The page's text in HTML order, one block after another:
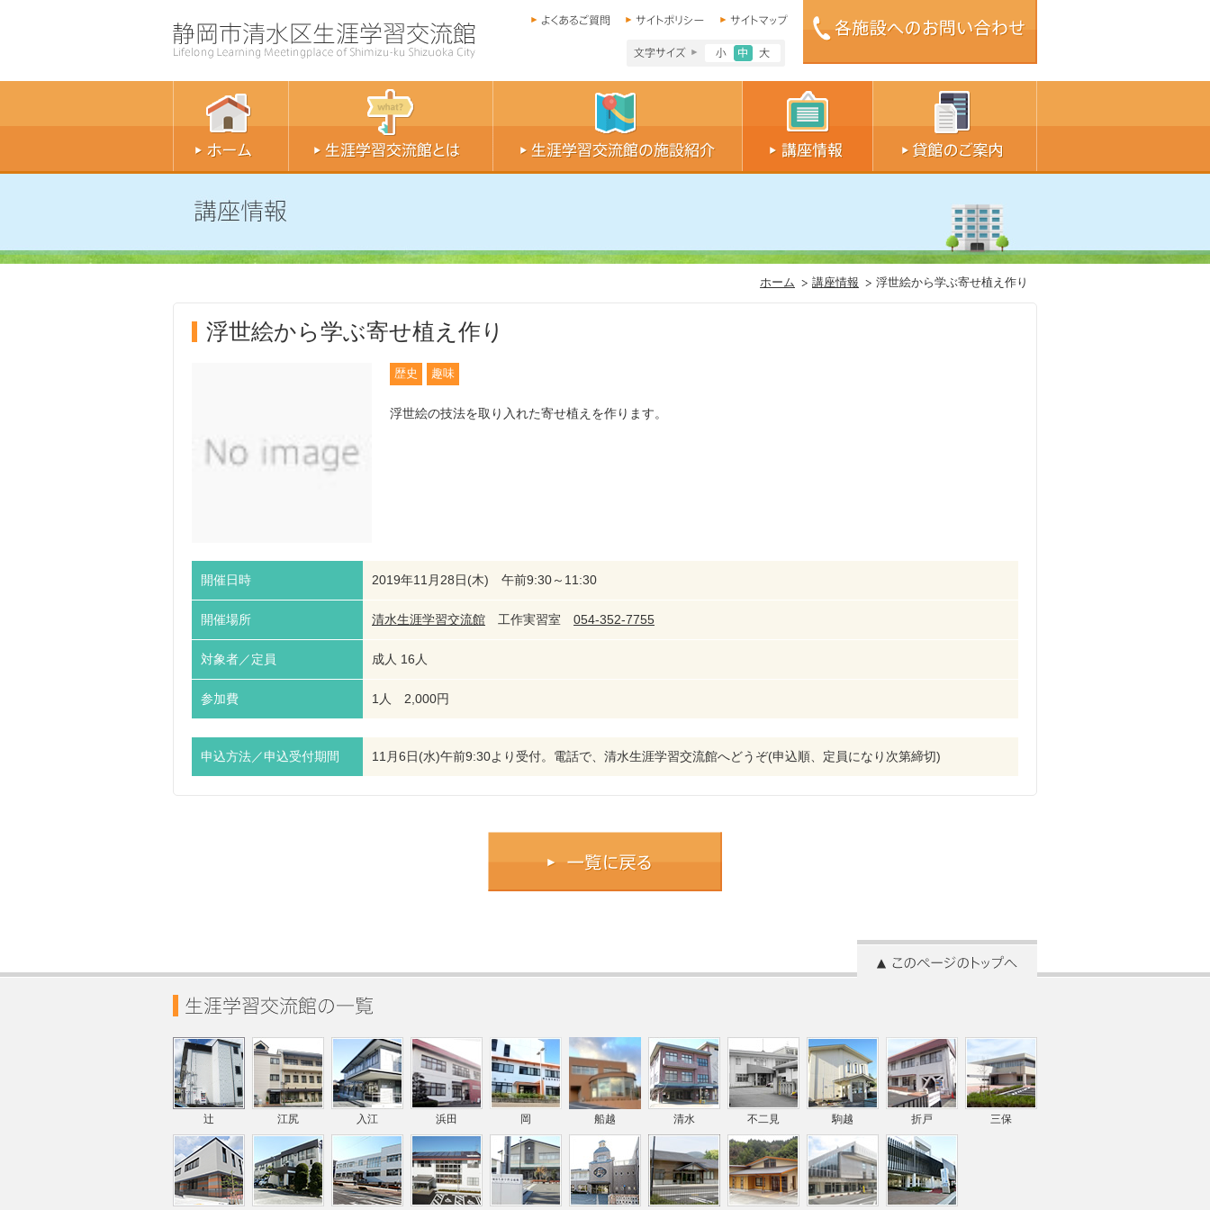
文字サイズ小
文字サイズ中
ホーム 講座情報 浮世絵から学ぶ寄せ植え作り
浮世絵から学ぶ寄せ植え作り
歴史 趣味
浮世絵の技法を取り入れた寄せ植えを作ります。
開催日時 2019年11月28日(木) 午前9:30～11:30
開催場所 清水生涯学習交流館 工作実習室 054-352-7755
対象者／定員 成人 16人
参加費 1人 2,000円
申込方法／申込受付期間 11月6日(水)午前9:30より受付。電話で、清水生涯学習交流館へどうぞ(申込順、定員になり次第締切)
辻 江尻 入江 浜田 岡 船越 清水 不二見 駒越 折戸 三保